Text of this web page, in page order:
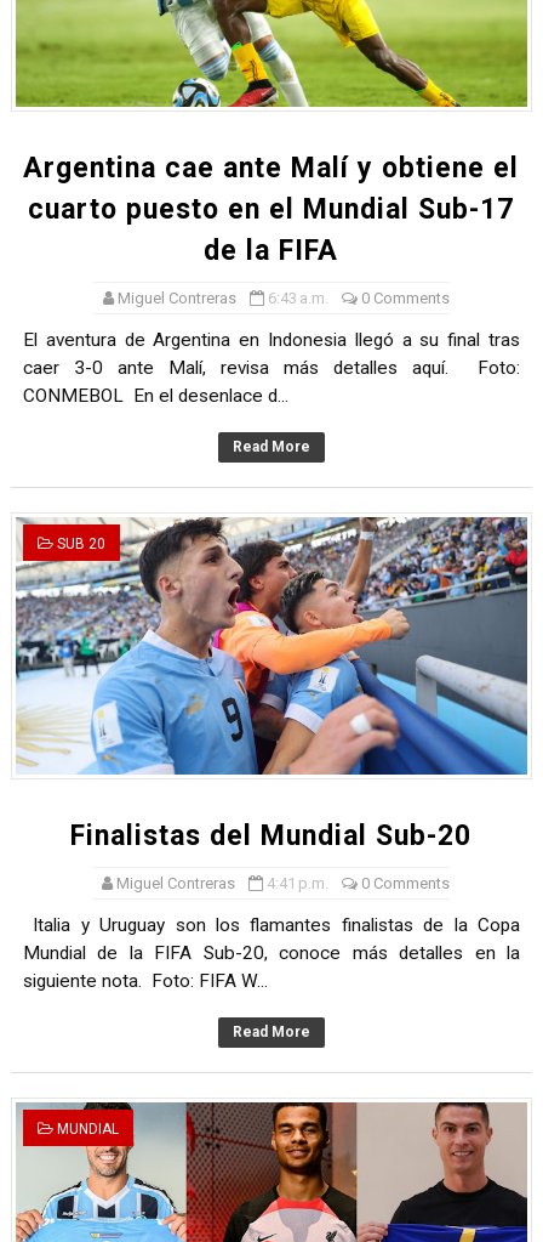
André Martínez gana el Rally de la Primavera del Rally
DEPORTIVO MOQUEGUA DA EL PRIMER GOLPE Y
HEILBRUNN, DREYFUSS, VALTAYO, MONTES, CASTRO
Unidos por el futuro del automovilismo peruano
Argentina cae ante Malí y obtiene el
cuarto puesto en el Mundial Sub-17
de la FIFA
Miguel Contreras 6:43 a.m. 0 Comments
El aventura de Argentina en Indonesia llegó a su final tras
caer 3-0 ante Malí, revisa más detalles aquí. Foto:
CONMEBOL En el desenlace d...
Read More
SUB 20
Finalistas del Mundial Sub-20
Miguel Contreras 4:41 p.m. 0 Comments
Italia y Uruguay son los flamantes finalistas de la Copa
Mundial de la FIFA Sub-20, conoce más detalles en la
siguiente nota. Foto: FIFA W...
Read More
MUNDIAL